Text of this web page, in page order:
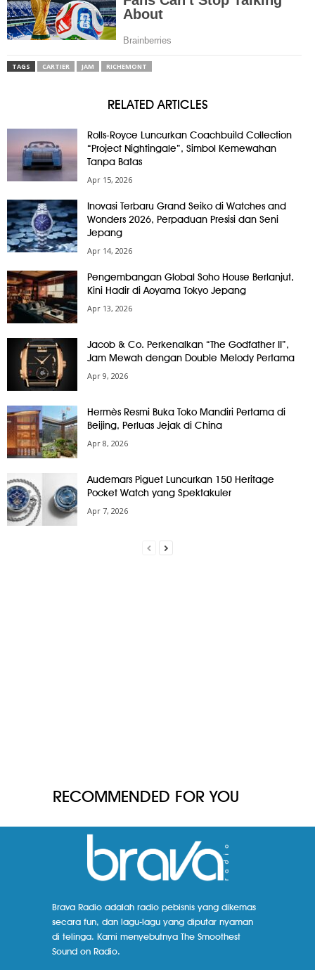
TAGS CARTIER JAM RICHEMONT
RELATED ARTICLES
Rolls-Royce Luncurkan Coachbuild Collection
“Project Nightingale”, Simbol Kemewahan
Tanpa Batas
Apr 15, 2026
Inovasi Terbaru Grand Seiko di Watches and
Wonders 2026, Perpaduan Presisi dan Seni
Jepang
Apr 14, 2026
Pengembangan Global Soho House Berlanjut,
Kini Hadir di Aoyama Tokyo Jepang
Apr 13, 2026
Jacob & Co. Perkenalkan “The Godfather II”,
Jam Mewah dengan Double Melody Pertama
Apr 9, 2026
Hermès Resmi Buka Toko Mandiri Pertama di
Beijing, Perluas Jejak di China
Apr 8, 2026
Audemars Piguet Luncurkan 150 Heritage
Pocket Watch yang Spektakuler
Apr 7, 2026
RECOMMENDED FOR YOU
Brava Radio adalah radio pebisnis yang dikemas
secara fun, dan lagu-lagu yang diputar nyaman
di telinga. Kami menyebutnya The Smoothest
Sound on Radio.